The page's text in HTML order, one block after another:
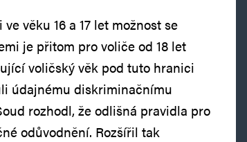
věku 16 a 17 let možnost se
je přitom pro voliče od 18 let
voličský věk pod tuto hranici
údajnému diskriminačnímu
rozhodl, že odlišná pravidla pro
odůvodnění. Rozšířil tak